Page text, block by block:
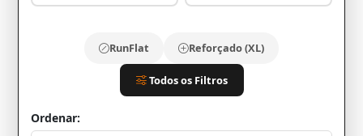
RunFlat Reforçado (XL)
Todos os Filtros
Ordenar: